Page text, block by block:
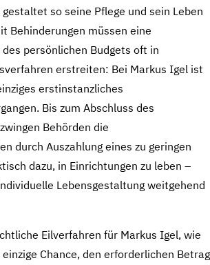
so seine Pflege und sein Leben
Behinderungen müssen eine
persönlichen Budgets oft in
erstreiten: Bei Markus Igel ist
erstinstanzliches
Bis zum Abschluss des
Behörden die
durch Auszahlung eines zu geringen
dazu, in Einrichtungen zu leben –
Lebensgestaltung weitgehend
Eilverfahren für Markus Igel, wie
Chance, den erforderlichen Betrag